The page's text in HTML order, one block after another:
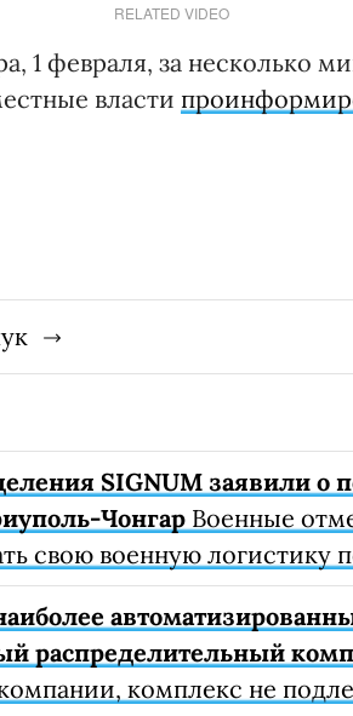
RELATED VIDEO
1 февраля, за несколько
власти
SIGNUM заявили о
Чонгар Военные
свою военную логистику
распределительный
комплекс не